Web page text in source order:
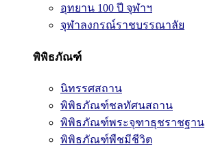
อุทยาน 100 ปี จุฬาฯ
จุฬาลงกรณ์ราชบรรณาลัย
พิพิธภัณฑ์
นิทรรศสถาน
พิพิธภัณฑ์ชลทัศนสถาน
พิพิธภัณฑ์พระจุฑาธุชราชฐาน
พิพิธภัณฑ์พืชมีชีวิต